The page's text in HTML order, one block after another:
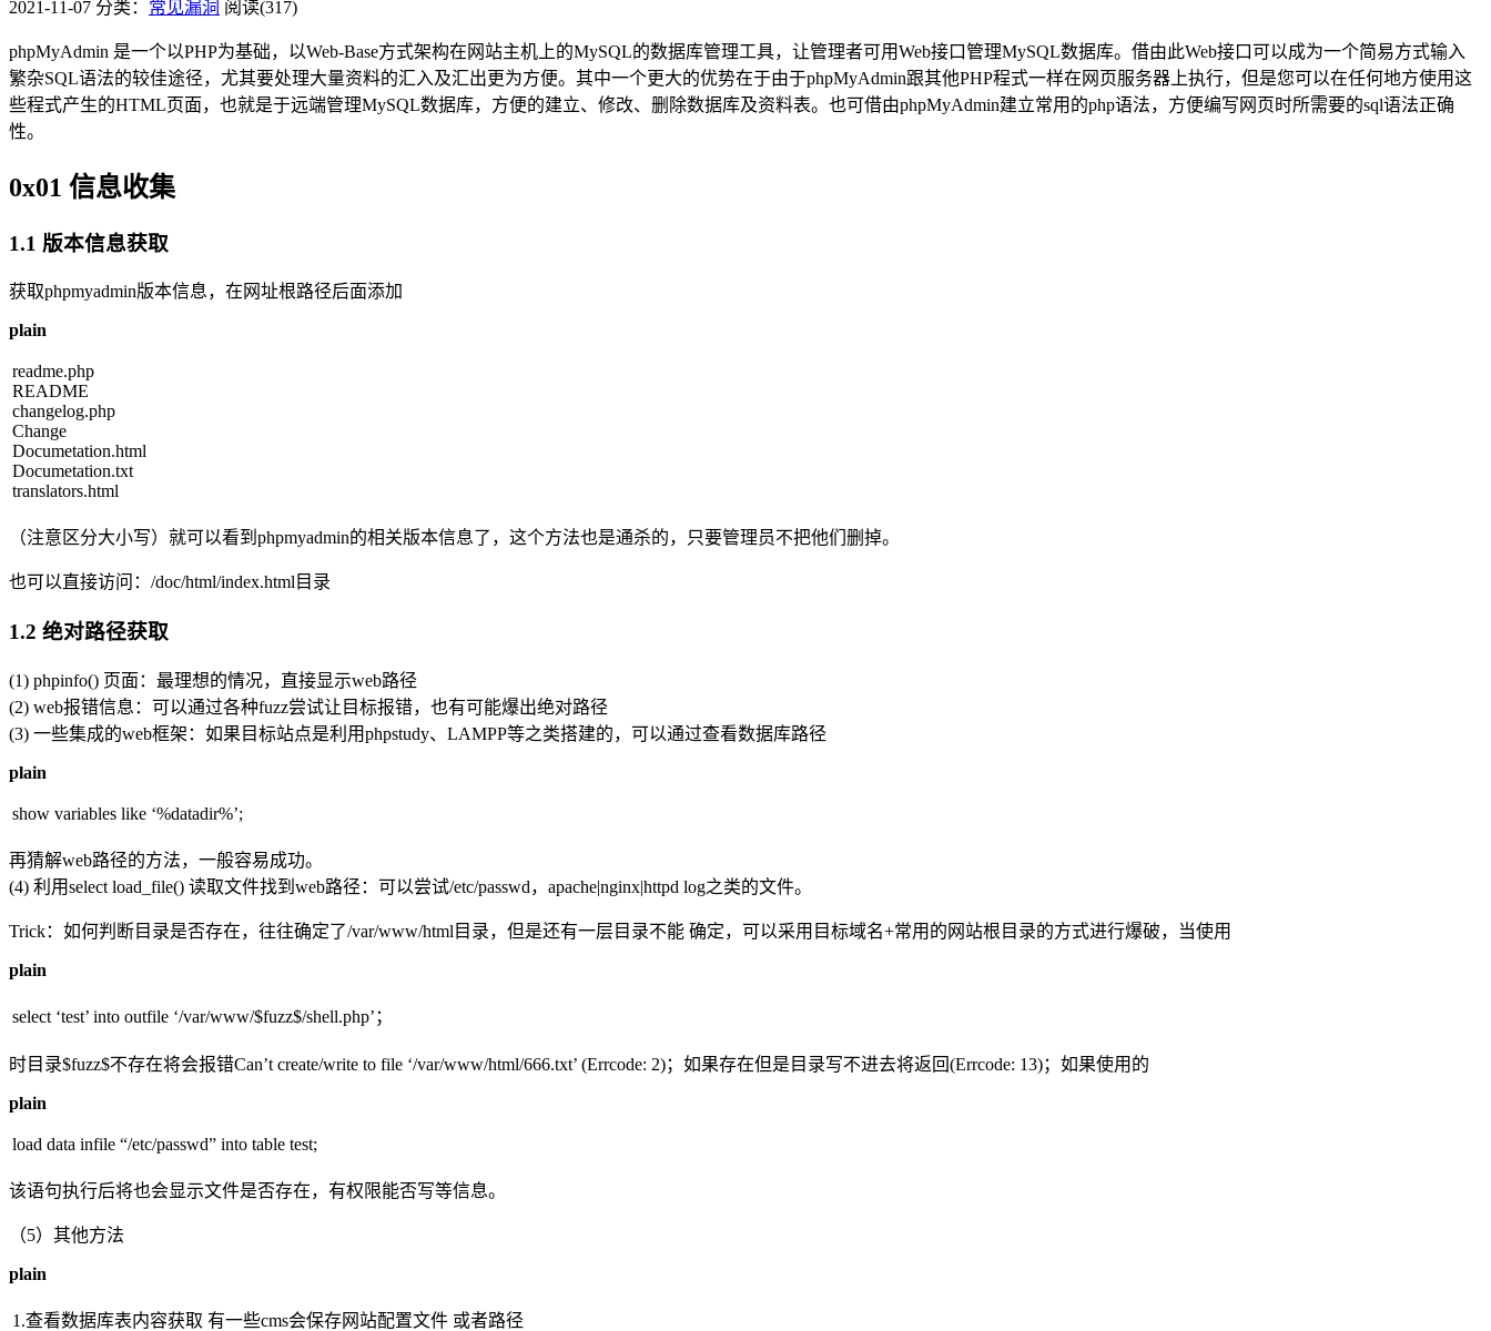
2021-11-07 分类： 常见漏洞 阅读(317)
phpMyAdmin 是一个以PHP为基础，以Web-Base方式架构在网站主机上的MySQL的数据库管理工具，让管理者可用Web接口管理MySQL数据库。借由此Web接口可以成为一个简易方式输入
繁杂SQL语法的较佳途径，尤其要处理大量资料的汇入及汇出更为方便。其中一个更大的优势在于由于phpMyAdmin跟其他PHP程式一样在网页服务器上执行，但是您可以在任何地方使用这
些程式产生的HTML页面，也就是于远端管理MySQL数据库，方便的建立、修改、删除数据库及资料表。也可借由phpMyAdmin建立常用的php语法，方便编写网页时所需要的sql语法正确
性。
0x01 信息收集
1.1 版本信息获取
获取phpmyadmin版本信息，在网址根路径后面添加
plain
readme.php
README
changelog.php
Change
Documetation.html
Documetation.txt
translators.html
（注意区分大小写）就可以看到phpmyadmin的相关版本信息了，这个方法也是通杀的，只要管理员不把他们删掉。
也可以直接访问：/doc/html/index.html目录
1.2 绝对路径获取
(1) phpinfo() 页面：最理想的情况，直接显示web路径
(2) web报错信息：可以通过各种fuzz尝试让目标报错，也有可能爆出绝对路径
(3) 一些集成的web框架：如果目标站点是利用phpstudy、LAMPP等之类搭建的，可以通过查看数据库路径
plain
show variables like ‘%datadir%’;
再猜解web路径的方法，一般容易成功。
(4) 利用select load_file() 读取文件找到web路径：可以尝试/etc/passwd，apache|nginx|httpd log之类的文件。
Trick：如何判断目录是否存在，往往确定了/var/www/html目录，但是还有一层目录不能 确定，可以采用目标域名+常用的网站根目录的方式进行爆破，当使用
plain
select ‘test’ into outfile ‘/var/www/$fuzz$/shell.php’；
时目录$fuzz$不存在将会报错Can’t create/write to file ‘/var/www/html/666.txt’ (Errcode: 2)；如果存在但是目录写不进去将返回(Errcode: 13)；如果使用的
plain
load data infile “/etc/passwd” into table test;
该语句执行后将也会显示文件是否存在，有权限能否写等信息。
（5）其他方法
plain
1.查看数据库表内容获取 有一些cms会保存网站配置文件 或者路径